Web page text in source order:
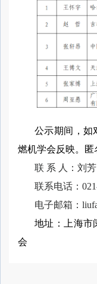
公示期间，如
燃机学会反映。匿
联 系 人： 刘芳
联系电话：
电子邮箱：
地址：上海市
会